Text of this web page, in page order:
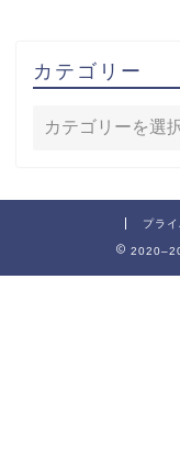
カテゴリー
プラ